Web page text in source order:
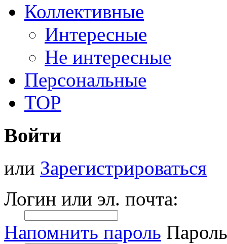
Коллективные
Интересные
Не интересные
Персональные
TOP
Войти
или Зарегистрироваться
Логин или эл. почта:
Напомнить пароль